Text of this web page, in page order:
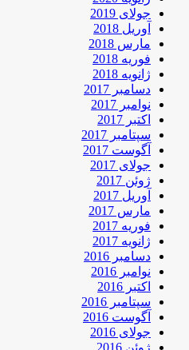
جولای 2019
آوریل 2018
مارس 2018
فوریه 2018
ژانویه 2018
دسامبر 2017
نوامبر 2017
اکتبر 2017
سپتامبر 2017
آگوست 2017
جولای 2017
ژوئن 2017
آوریل 2017
مارس 2017
فوریه 2017
ژانویه 2017
دسامبر 2016
نوامبر 2016
اکتبر 2016
سپتامبر 2016
آگوست 2016
جولای 2016
ژوئن 2016